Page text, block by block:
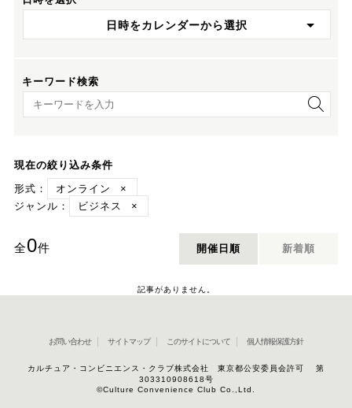
日時をカレンダーから選択
キーワード検索
キーワード検索
現在の絞り込み条件
形式：
オンライン
×
ジャンル：
ビジネス ×
全0件 開催日順 新着順
記事がありません。
お問い合わせ サイトマップ このサイトについて 個人情報保護方針
カルチュア・コンビニエンス・クラブ株式会社 東京都公安委員会許可 第
303310908618号
©Culture Convenience Club Co.,Ltd.